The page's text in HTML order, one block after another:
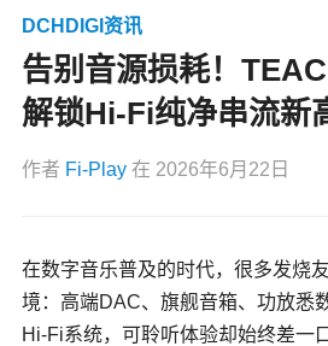
DCHDIGI资讯
告别音源损耗！TEAC
解锁Hi-Fi纯净串流新
作者 Fi-Play 在 2026年6月22日
在数字音乐普及的时代，很多发烧
境：高端DAC、旗舰音箱、功放悉
Hi-Fi系统，可聆听体验却始终差一